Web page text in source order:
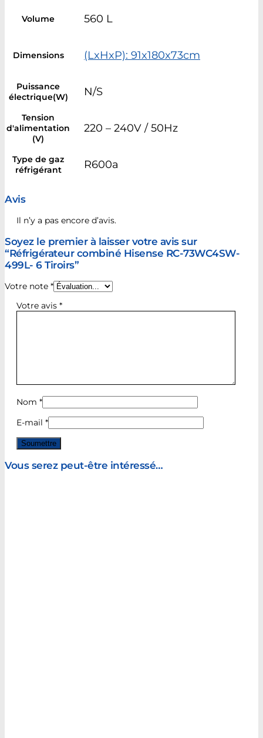
Volume 560 L
Dimensions (LxHxP): 91x180x73cm
Puissance
électrique(W)
N/S
Tension
d'alimentation
(V)
220 – 240V / 50Hz
Type de gaz
réfrigérant
R600a
Avis
Il n’y a pas encore d’avis.
Soyez le premier à laisser votre avis sur
“Réfrigérateur combiné Hisense RC-73WC4SW-
499L- 6 Tiroirs”
Votre note *
Votre avis *
Nom *
E-mail *
Vous serez peut-être intéressé…